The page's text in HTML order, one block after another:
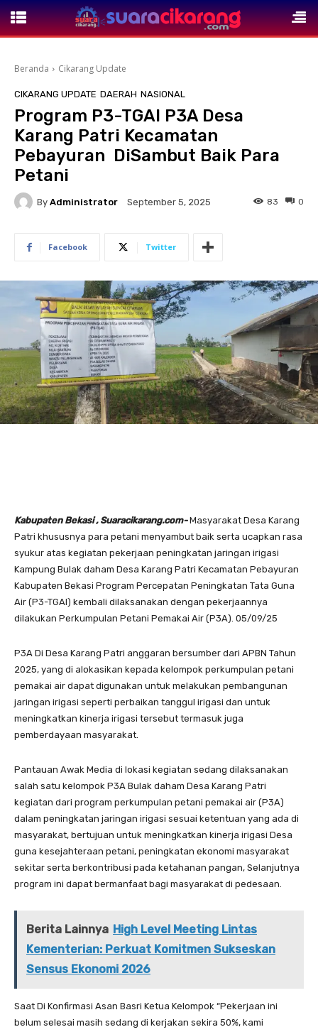
Beranda Cikarang Update
CIKARANG UPDATE DAERAH NASIONAL
Program P3-TGAI P3A Desa
Karang Patri Kecamatan
Pebayuran DiSambut Baik Para
Petani
By Administrator September 5, 2025 0
83
Facebook Twitter
Kabupaten Bekasi , Suaracikarang.com-Masyarakat Desa Karang
Patri khususnya para petani menyambut baik serta ucapkan rasa
syukur atas kegiatan pekerjaan peningkatan jaringan irigasi
Kampung Bulak daham Desa Karang Patri Kecamatan Pebayuran
Kabupaten Bekasi Program Percepatan Peningkatan Tata Guna
Air (P3-TGAI) kembali dilaksanakan dengan pekerjaannya
dilakukan Perkumpulan Petani Pemakai Air (P3A). 05/09/25
P3A Di Desa Karang Patri anggaran bersumber dari APBN Tahun
2025, yang di alokasikan kepada kelompok perkumpulan petani
pemakai air dapat digunakan untuk melakukan pembangunan
jaringan irigasi seperti perbaikan tanggul irigasi dan untuk
meningkatkan kinerja irigasi tersebut termasuk juga
pemberdayaan masyarakat.
Pantauan Awak Media di lokasi kegiatan sedang dilaksanakan
salah satu kelompok P3A Bulak daham Desa Karang Patri
kegiatan dari program perkumpulan petani pemakai air (P3A)
dalam peningkatan jaringan irigasi sesuai ketentuan yang ada di
masyarakat, bertujuan untuk meningkatkan kinerja irigasi Desa
guna kesejahteraan petani, peningkatan ekonomi masyarakat
sekitar serta berkontribusi pada ketahanan pangan, Selanjutnya
program ini dapat bermanfaat bagi masyarakat di pedesaan.
Berita Lainnya High Level Meeting Lintas
Kementerian: Perkuat Komitmen Sukseskan
Sensus Ekonomi 2026
Saat Di Konfirmasi Asan Basri Ketua Kelompok “Pekerjaan ini
belum selesai masih sedang di kerjakan sekira 50%, kami